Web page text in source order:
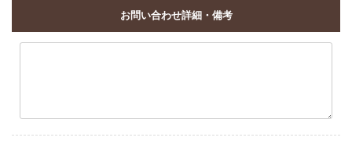
お問い合わせ詳細・備考